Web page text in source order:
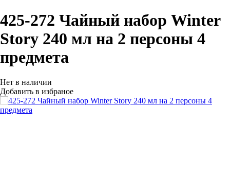
425-272 Чайный набор Winter
Story 240 мл на 2 персоны 4
предмета
Нет в наличии
Добавить в избраное